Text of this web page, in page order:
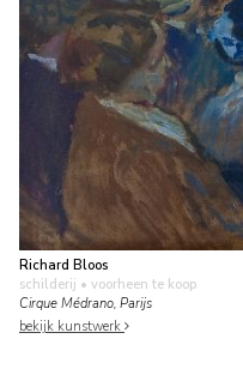
Richard Bloos
schilderij • voorheen te koop
Cirque Médrano, Parijs
bekijk kunstwerk